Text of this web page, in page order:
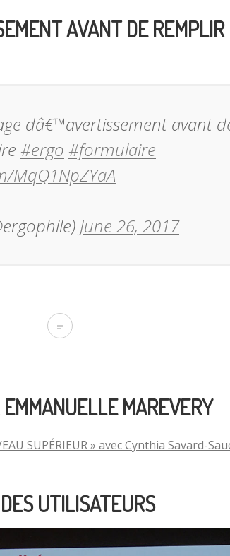
2017
numérique
par
l’expérience
AVANT DE
dâ€™avertissement avant
#ergo #formulaire
MqQ1NpZYaA
June 26, 2017
Message
de
un
Formulaire
:
MAREVERY
SUPÉRIEUR » avec Cynthia Savard-
UTILISATEURS